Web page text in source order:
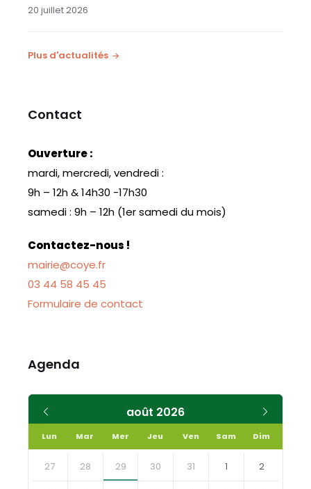
20 juillet 2026
Plus d'actualités
Contact
Ouverture :
mardi, mercredi, vendredi :
9h – 12h & 14h30 -17h30
samedi : 9h – 12h (1er samedi du mois)
Contactez-nous !
mairie@coye.fr
03 44 58 45 45
Formulaire de contact
Agenda
août 2026
précédent
Lun Mar Mer Jeu Ven Sam Dim
Skip
calendar
27 28 29 30 31 1 2